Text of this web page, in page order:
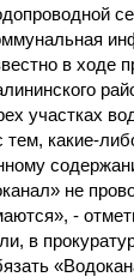
в ходе
участках
тем, какие-
не
-
в